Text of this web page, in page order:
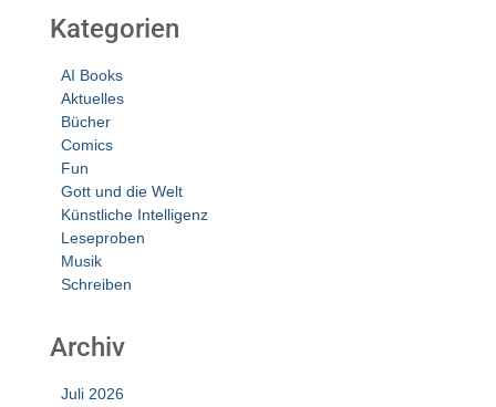
Kategorien
AI Books
Aktuelles
Bücher
Comics
Fun
Gott und die Welt
Künstliche Intelligenz
Leseproben
Musik
Schreiben
Archiv
Juli 2026